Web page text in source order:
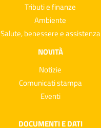
Tributi e finanze
Ambiente
Salute, benessere e assistenza
NOVITÀ
Notizie
Comunicati stampa
Eventi
DOCUMENTI E DATI